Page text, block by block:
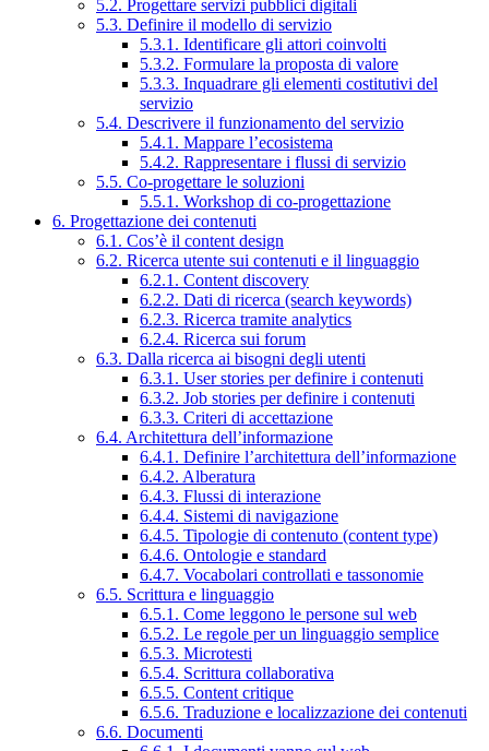
5.2. Progettare servizi pubblici digitali
5.3. Definire il modello di servizio
5.3.1. Identificare gli attori coinvolti
5.3.2. Formulare la proposta di valore
5.3.3. Inquadrare gli elementi costitutivi del
servizio
5.4. Descrivere il funzionamento del servizio
5.4.1. Mappare l’ecosistema
5.4.2. Rappresentare i flussi di servizio
5.5. Co-progettare le soluzioni
5.5.1. Workshop di co-progettazione
6. Progettazione dei contenuti
6.1. Cos’è il content design
6.2. Ricerca utente sui contenuti e il linguaggio
6.2.1. Content discovery
6.2.2. Dati di ricerca (search keywords)
6.2.3. Ricerca tramite analytics
6.2.4. Ricerca sui forum
6.3. Dalla ricerca ai bisogni degli utenti
6.3.1. User stories per definire i contenuti
6.3.2. Job stories per definire i contenuti
6.3.3. Criteri di accettazione
6.4. Architettura dell’informazione
6.4.1. Definire l’architettura dell’informazione
6.4.2. Alberatura
6.4.3. Flussi di interazione
6.4.4. Sistemi di navigazione
6.4.5. Tipologie di contenuto (content type)
6.4.6. Ontologie e standard
6.4.7. Vocabolari controllati e tassonomie
6.5. Scrittura e linguaggio
6.5.1. Come leggono le persone sul web
6.5.2. Le regole per un linguaggio semplice
6.5.3. Microtesti
6.5.4. Scrittura collaborativa
6.5.5. Content critique
6.5.6. Traduzione e localizzazione dei contenuti
6.6. Documenti